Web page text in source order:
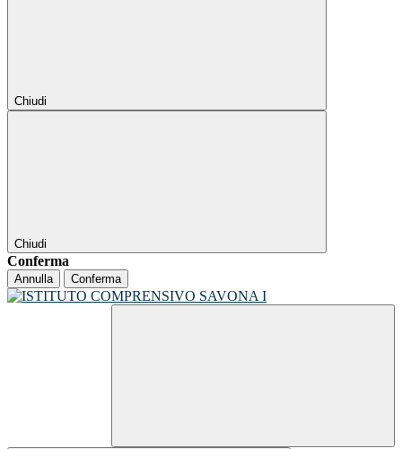
Chiudi
Chiudi
Conferma
Annulla Conferma